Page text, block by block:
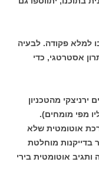
למלא פקודה. לבעיה
אסטרטגי, כדי
ירניצקי מהטכניון
מפי מומחים).
אוטומטית שלא
בדייקנות מוחלטת
אוטומטית בירי